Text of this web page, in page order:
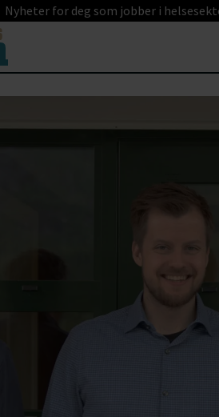
Nyheter for deg som jobber i